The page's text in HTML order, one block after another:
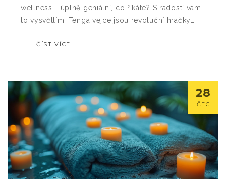
wellness - úplně geniální, co říkáte? S radostí vám
to vysvětlím. Tenga vejce jsou revoluční hračky
relaxaci. A Praha je město, které miluje
ČÍST VÍCE
28
ČEC